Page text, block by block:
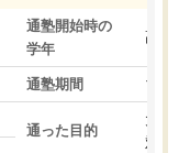
通塾開始時の
学年
高3
通塾期間 1～3
通った目的
大学
対策